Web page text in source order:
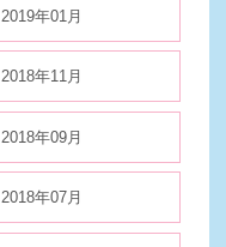
2019年01月
2018年11月
2018年09月
2018年07月